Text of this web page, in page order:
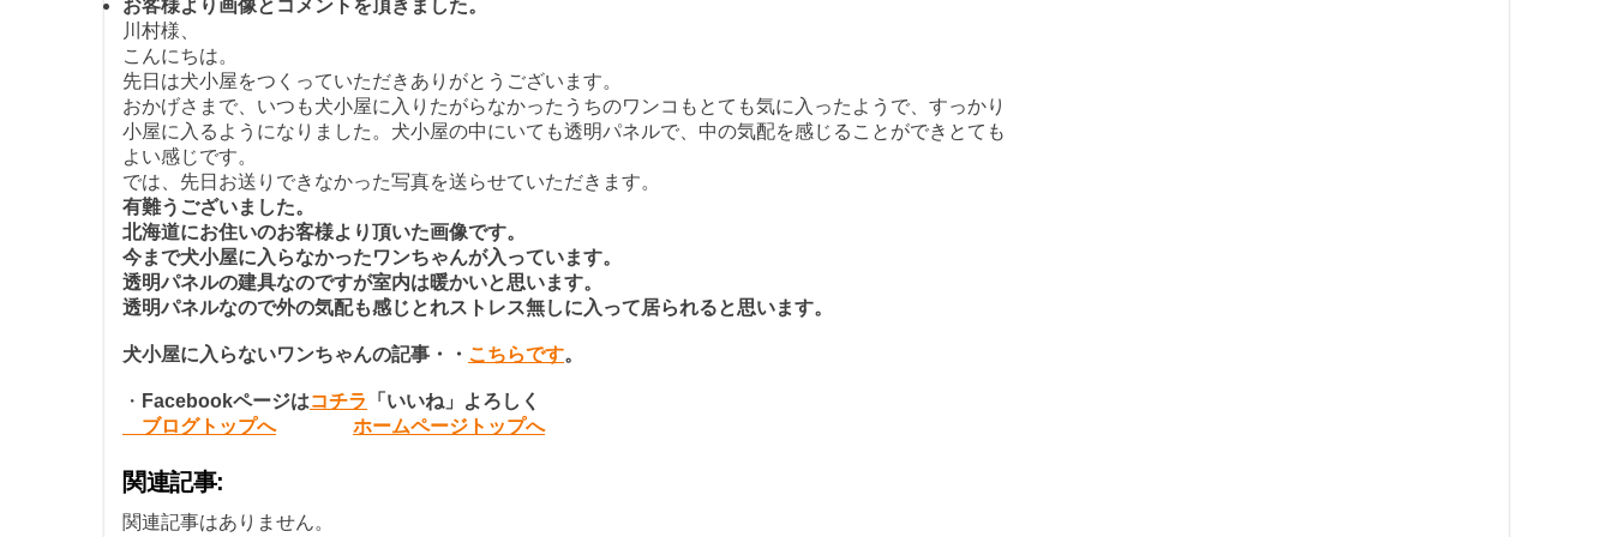
お客様より画像とコメントを頂きました。
川村様、
こんにちは。
先日は犬小屋をつくっていただきありがとうございます。
おかげさまで、いつも犬小屋に入りたがらなかったうちのワンコもとても気に入ったようで、すっかり
小屋に入るようになりました。犬小屋の中にいても透明パネルで、中の気配を感じることができとても
よい感じです。
では、先日お送りできなかった写真を送らせていただきます。
有難うございました。
北海道にお住いのお客様より頂いた画像です。
今まで犬小屋に入らなかったワンちゃんが入っています。
透明パネルの建具なのですが室内は暖かいと思います。
透明パネルなので外の気配も感じとれストレス無しに入って居られると思います。
犬小屋に入らないワンちゃんの記事・・ こちらです。
・ Facebookページはコチラ
「いいね」よろしく
ブログトップへ
ホームページトップへ
関連記事:
関連記事はありません。